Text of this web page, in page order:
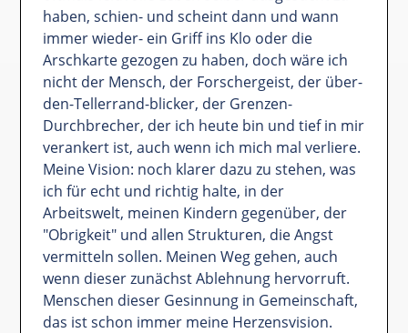
haben, schien- und scheint dann und wann
immer wieder- ein Griff ins Klo oder die
Arschkarte gezogen zu haben, doch wäre ich
nicht der Mensch, der Forschergeist, der über-
den-Tellerrand-blicker, der Grenzen-
Durchbrecher, der ich heute bin und tief in mir
verankert ist, auch wenn ich mich mal verliere.
Meine Vision: noch klarer dazu zu stehen, was
ich für echt und richtig halte, in der
Arbeitswelt, meinen Kindern gegenüber, der
"Obrigkeit" und allen Strukturen, die Angst
vermitteln sollen. Meinen Weg gehen, auch
wenn dieser zunächst Ablehnung hervorruft.
Menschen dieser Gesinnung in Gemeinschaft,
das ist schon immer meine Herzensvision.